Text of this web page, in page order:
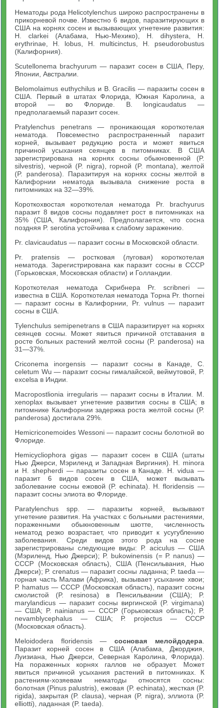
Нематоды рода Helicotylenchus широко распространены в
прикорневой почве. Известно 6 видов, паразитирующих в
США на корнях сосен и вызывающих угнетение развития:
Н. clarkei (Алабама, Нью-Мехико), Н. dihystera, Н.
erythrinae, Н. lobus, Н. multicinctus, Н. pseudorobustus
(Калифорния).
Scutellonema brachyurum — паразит сосен в США, Перу,
Японии, Австралии.
Belomolaimus euthychilus и В. Gracilis — паразиты сосен в
США. Первый в штатах Флорида, Южная Каролина, а
второй — во Флориде. В. longicaudatus —
предполагаемый паразит сосен.
Pratylenchus penetrans — проникающая короткотелая
нематода. Повсеместно распространенный паразит
корней, вызывает редукцию роста и может явиться
причиной усыхания сеянцев в питомниках. В США
зарегистрирована на корнях сосны обыкновенной (P.
silvestris), черной (P. nigra), горной (P. montana), желтой
(P. panderosa). Паразитируя на корнях сосны желтой в
Калифорнии нематода вызывала снижение роста в
питомниках на 32—39%.
Короткохвостая короткотелая нематода Pr. brachyurus
паразит 8 видов сосны подавляет рост в питомниках на
35% (США, Калифорния). Предполагается, что сосна
поздняя P. serotina устойчива к слабому заражению.
Pr. clavicaudatus — паразит сосны в Московской области.
Pr. pratensis — ростковая (луговая) короткотелая
нематода. Зарегистрирована как паразит сосны в СССР
(Горьковская, Московская области) и Голландии.
Короткотелая нематода Скрибнера Pr. scribneri —
известна в США. Короткотелая нематода Торна Pr. thornei
— паразит сосны в Калифорнии, Pr. vulnus — паразит
сосны в США.
Tylenchulus semipenetrans в США паразитирует на корнях
сеянцев сосны. Может явиться причиной отставания в
росте больных растений желтой сосны (P. panderosa) на
31—37%.
Criconema inorgensis — паразит сосны в Канаде, С.
celetum Wu — паразит сосны гималайской, веймутовой, P.
excelsa в Индии.
Macropostlionia irregularis — паразит сосны в Италии. М.
xenoplax вызывает угнетение развития сосны в США; в
питомнике Калифорнии задержка роста желтой сосны (P.
panderosa) достигала 29%.
Hemicriconemoides Wessoni — паразит сосны болотной во
Флориде.
Hemicycliophora gigas — паразит сосен в США (штаты
Нью Джерси, Мэриленд и Западная Виргиния). Н. minora
и Н. shepherdi — паразиты сосен в Канаде. Н. vidua —
паразит 6 видов сосен в США, может вызывать
заболевание сосны ежовой (P. echinata). Н. floridensis —
паразит сосны элиота во Флориде.
Paratylenchus spp. — паразиты корней, вызывают
угнетение развития. На участках с больными растениями,
пораженными обыкновенным шютте, численность
нематод резко возрастает, что приводит к усугублению
заболевания. Среди видов этого рода на сосне
зарегистрированы следующие виды: Р. aciculus — США
(Мэриленд, Нью Джерси); P. bukowinensis (= Р. nanus) —
СССР (Московская область), США (Пенсильвания, Нью
Джерси); P. crenatus — паразит сосны ладанна; P. taeda —
горная часть Малави (Африка), вызывает усыхание хвои;
Р. hamatus — СССР (Московская область), паразит сосны
смолистой (P. resinosa) в Пенсильвании (США); P.
marylandicus — паразит сосны виргинской (P. virgimana)
— США; P. nainianus — СССР (Горьковская область); P.
nevamblycephalus — США; Р. projectus — СССР
(Московская область).
Meloidodera floridensis —сосновая мелойдодера.
Паразит корней сосен в США (Алабама, Джорджия,
Луизиана, Нью Джерси, Северная Каролина, Флорида).
На пораженных корнях галлов не образует. Может
явиться причиной усыхания растений в питомниках. К
растениям-хозяевам нематоды относятся сосны:
болотная (Pinus palustris), ежовая (P. echinata), жесткая (P.
rigida), закрытая (P. clausa), черная (P. nigra), эллиота (P.
elliotti), ладанная (P. taeda).